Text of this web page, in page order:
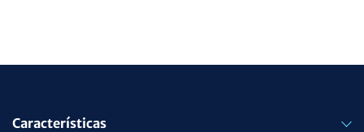
Características